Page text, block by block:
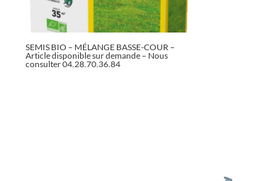
SEMIS BIO – MÉLANGE BASSE-COUR –
Article disponible sur demande – Nous
consulter 04.28.70.36.84